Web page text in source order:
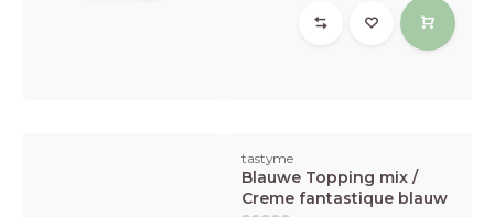
tastyme
Blauwe Topping mix /
Creme fantastique blauw